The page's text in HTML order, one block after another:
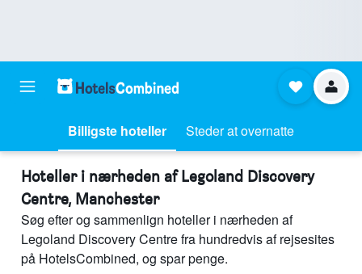
Billigste hoteller Steder at overnatte
Hoteller i nærheden af Legoland Discovery
Centre, Manchester
Søg efter og sammenlign hoteller i nærheden af
Legoland Discovery Centre fra hundredvis af rejsesites
på HotelsCombined, og spar penge.